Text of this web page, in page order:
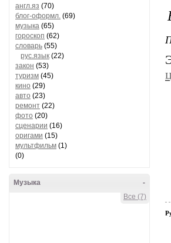
англ.яз (70)
блог-оформл. (69)
музыка (65)
гороскоп (62)
словарь (55)
рус.язык (22)
закон (53)
туризм (45)
кино (29)
авто (23)
ремонт (22)
фото (20)
сценарии (16)
оригами (15)
мультфильм (1)
(0)
-
Музыка
Все (7)